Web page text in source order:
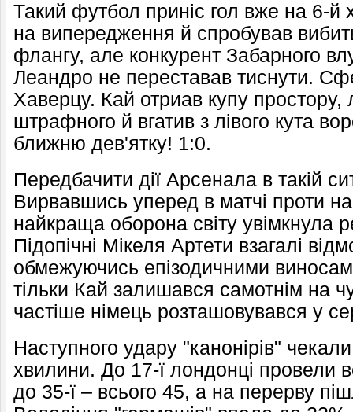
Такий футбол приніс гол вже на 6-й
на випередження й спробував
флангу, але конкурент Забарного
Леандро не переставав тиснути.
Хаверцу. Кай отриав купу простору,
штрафного й вгатив з лівого кута
ближню дев'ятку! 1:0.
Передбачити дії Арсенала в такій
Вирвавшись уперед в матчі проти
найкраща оборона світу увімкнула
Підопічні Мікеля Артети взагалі
обмежуючись епізодичними
тільки Кай залишався самотнім на
частіше німець розташовувався у
Наступного удару "канонірів"
хвилини. До 17-ї лондонці провели
до 35-ї – всього 45, а на перерву